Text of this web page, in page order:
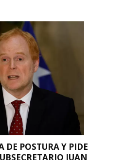
DE POSTURA Y PIDE
JUAN